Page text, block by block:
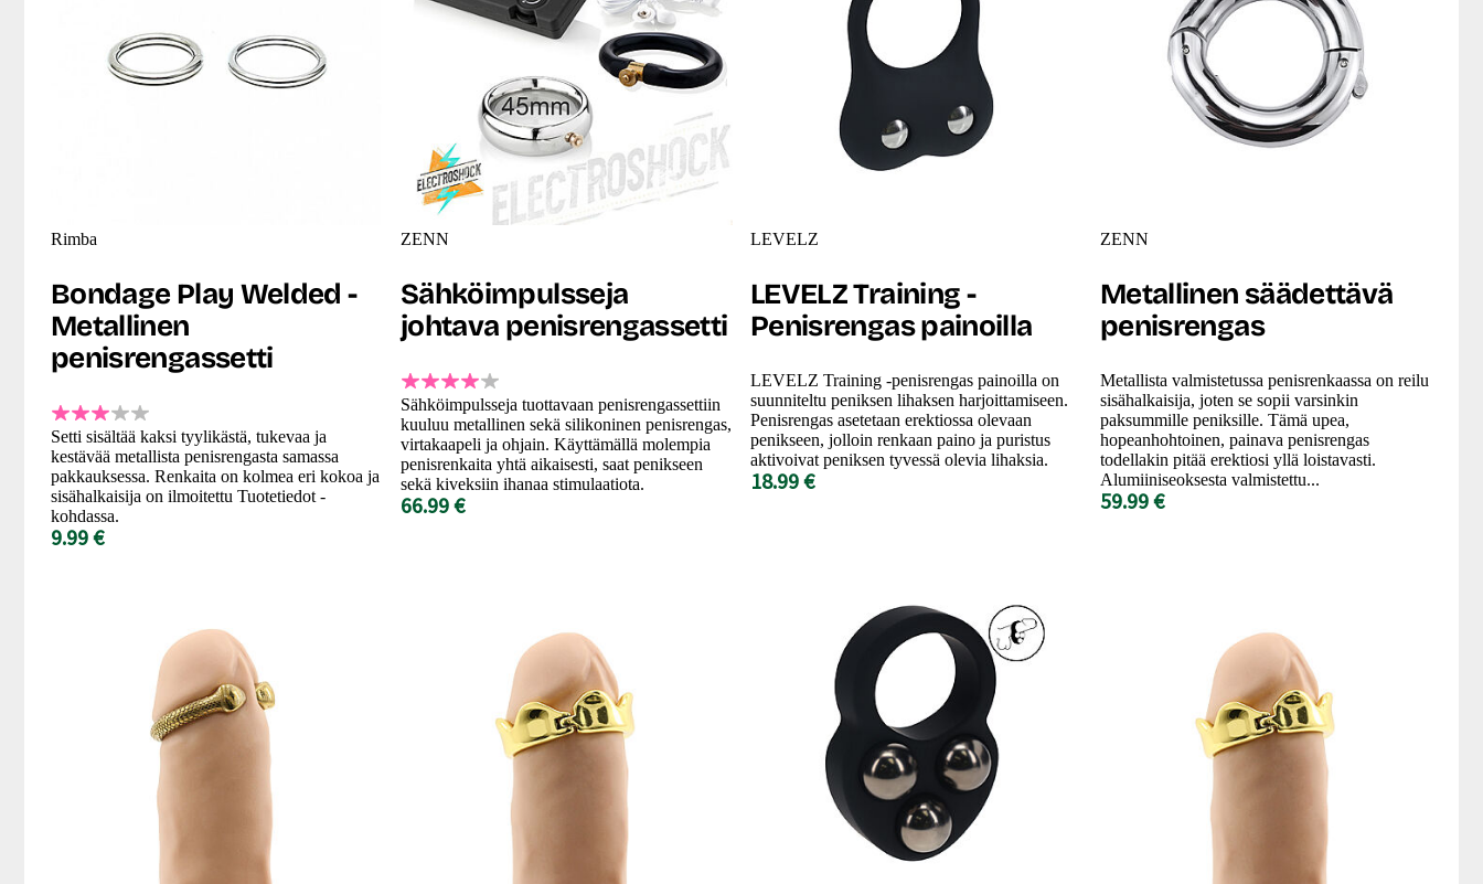
Rimba
Bondage Play Welded -
Metallinen
penisrengassetti
Setti sisältää kaksi tyylikästä, tukevaa ja
kestävää metallista penisrengasta samassa
pakkauksessa. Renkaita on kolmea eri kokoa ja
sisähalkaisija on ilmoitettu Tuotetiedot -
kohdassa.
9.99 €
ZENN
Sähköimpulsseja
johtava penisrengassetti
Sähköimpulsseja tuottavaan penisrengassettiin
kuuluu metallinen sekä silikoninen penisrengas,
virtakaapeli ja ohjain. Käyttämällä molempia
penisrenkaita yhtä aikaisesti, saat penikseen
sekä kiveksiin ihanaa stimulaatiota.
66.99 €
LEVELZ
LEVELZ Training -
Penisrengas painoilla
LEVELZ Training -penisrengas painoilla on
suunniteltu peniksen lihaksen harjoittamiseen.
Penisrengas asetetaan erektiossa olevaan
penikseen, jolloin renkaan paino ja puristus
aktivoivat peniksen tyvessä olevia lihaksia.
18.99 €
ZENN
Metallinen säädettävä
penisrengas
Metallista valmistetussa penisrenkaassa on reilu
sisähalkaisija, joten se sopii varsinkin
paksummille peniksille. Tämä upea,
hopeanhohtoinen, painava penisrengas
todellakin pitää erektiosi yllä loistavasti.
Alumiiniseoksesta valmistettu...
59.99 €